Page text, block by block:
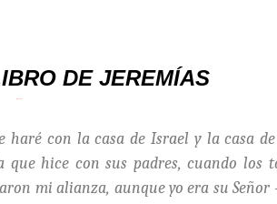
DE JEREMÍAS
con la casa de Israel y la casa
hice con sus padres, cuando los
mi alianza, aunque yo era su